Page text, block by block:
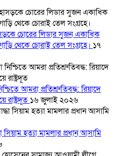
চোরের লিডার সুজন একাধিক
থেকে চোরাই তেল সংগ্রহে। ১৭
আমরা প্রতিশ্রুতিবদ্ধ: রিয়াদে
রাষ্ট্রদূত ১৬ জুলাই ২০২৬
সিয়াম হত্যা মামলার প্রধান আসামি